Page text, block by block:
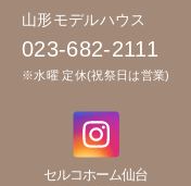
山形モデルハウス
023-682-2111
※水曜 定休(祝祭日は営業)
セルコホーム仙台